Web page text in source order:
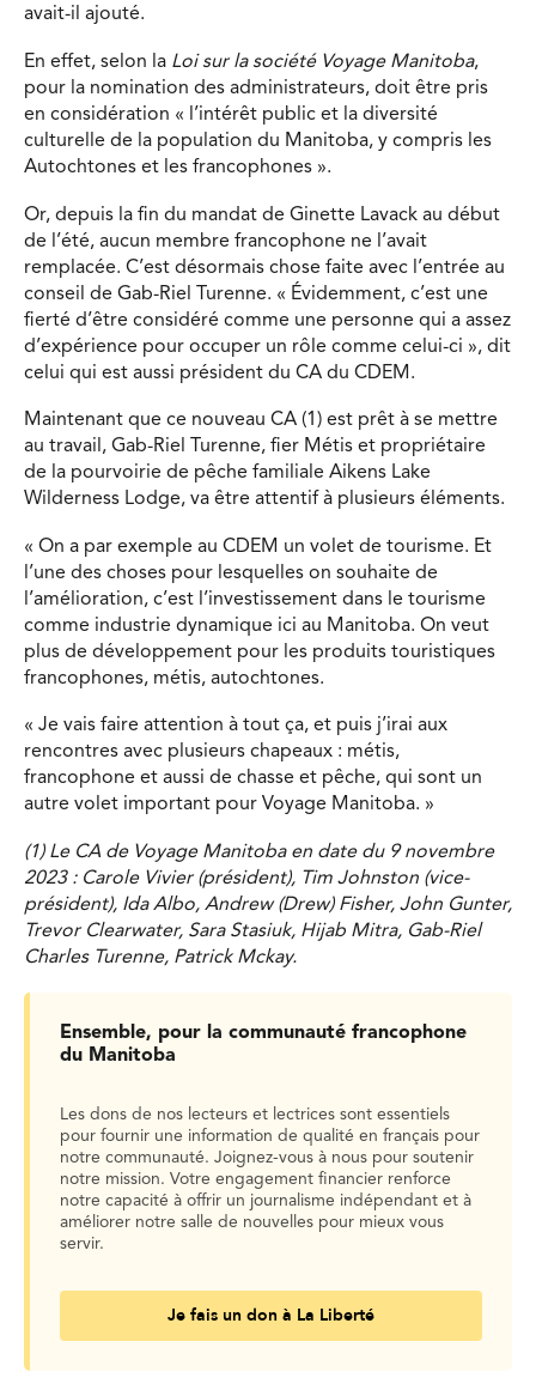
avait-il ajouté.
En effet, selon la Loi sur la société Voyage Manitoba,
pour la nomination des administrateurs, doit être pris
en considération « l’intérêt public et la diversité
culturelle de la population du Manitoba, y compris les
Autochtones et les francophones ».
Or, depuis la fin du mandat de Ginette Lavack au début
de l’été, aucun membre francophone ne l’avait
remplacée. C’est désormais chose faite avec l’entrée au
conseil de Gab-Riel Turenne. « Évidemment, c’est une
fierté d’être considéré comme une personne qui a assez
d’expérience pour occuper un rôle comme celui-ci », dit
celui qui est aussi président du CA du CDEM.
Maintenant que ce nouveau CA (1) est prêt à se mettre
au travail, Gab-Riel Turenne, fier Métis et propriétaire
de la pourvoirie de pêche familiale Aikens Lake
Wilderness Lodge, va être attentif à plusieurs éléments.
« On a par exemple au CDEM un volet de tourisme. Et
l’une des choses pour lesquelles on souhaite de
l’amélioration, c’est l’investissement dans le tourisme
comme industrie dynamique ici au Manitoba. On veut
plus de développement pour les produits touristiques
francophones, métis, autochtones.
« Je vais faire attention à tout ça, et puis j’irai aux
rencontres avec plusieurs chapeaux : métis,
francophone et aussi de chasse et pêche, qui sont un
autre volet important pour Voyage Manitoba. »
(1) Le CA de Voyage Manitoba en date du 9 novembre
2023 : Carole Vivier (président), Tim Johnston (vice-
président), Ida Albo, Andrew (Drew) Fisher, John Gunter,
Trevor Clearwater, Sara Stasiuk, Hijab Mitra, Gab-Riel
Charles Turenne, Patrick Mckay.
Ensemble, pour la communauté francophone
du Manitoba
Les dons de nos lecteurs et lectrices sont essentiels
pour fournir une information de qualité en français pour
notre communauté. Joignez-vous à nous pour soutenir
notre mission. Votre engagement financier renforce
notre capacité à offrir un journalisme indépendant et à
améliorer notre salle de nouvelles pour mieux vous
servir.
Je fais un don à La Liberté